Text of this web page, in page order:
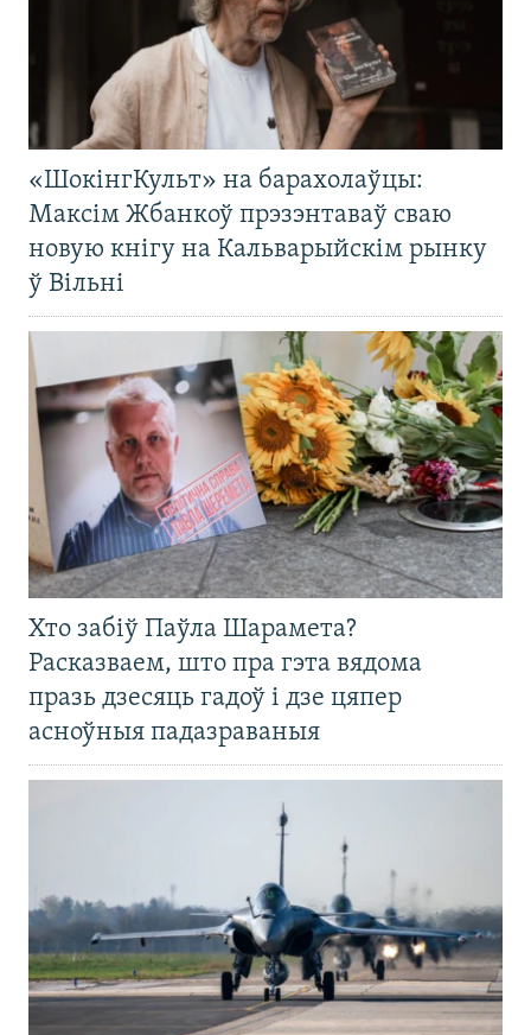
«ШокінгКульт» на барахолаўцы:
Максім Жбанкоў прэзэнтаваў сваю
новую кнігу на Кальварыйскім рынку
ў Вільні
Хто забіў Паўла Шарамета?
Расказваем, што пра гэта вядома
празь дзесяць гадоў і дзе цяпер
асноўныя падазраваныя